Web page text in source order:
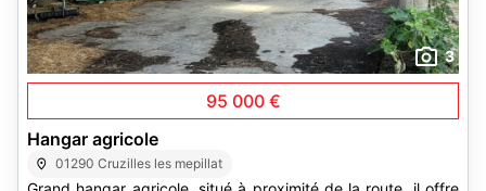
3
95 000 €
Hangar agricole
01290 Cruzilles les mepillat